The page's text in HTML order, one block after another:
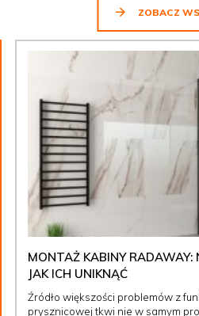
ZOBACZ
MONTAŻ KABINY RADAWAY:
JAK ICH UNIKNĄĆ
Źródło większości problemów z
prysznicowej tkwi nie w samym